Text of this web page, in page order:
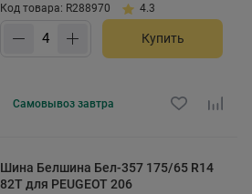
Код товара: R288970
4.3
Купить
Самовывоз завтра
Шина Белшина Бел-357 175/65 R14
82T для PEUGEOT 206